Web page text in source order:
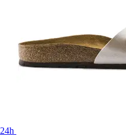
24h